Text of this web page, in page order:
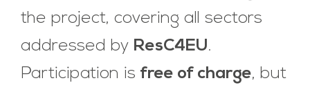
the project, covering all sectors
addressed by ResC4EU.
Participation is free of charge, but